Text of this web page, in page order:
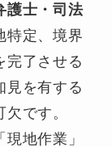
護士・司法
特定、境界
完了させる
見を有する
です。
地作業」